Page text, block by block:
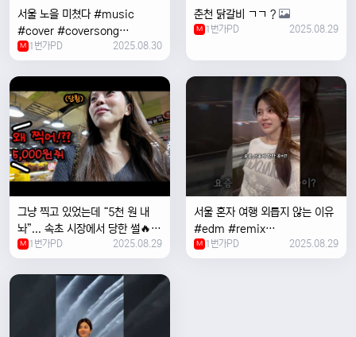
서울 노을 미쳤다 #music
#cover #coversong
#singer #서울 #노을 #한국 #
한강
M 1번가PD 2025.08.30
춘천 닭갈비 ㄱㄱ ?
M 1번가PD 2025.08.29
그냥 찍고 있었는데 “5천 원 내
놔”... 속초 시장에서 당한 썰🔥
M 1번가PD 2025.08.29
서울 혼자 여행 외릅지 않는 이유
#edm #remix
#electronicmusic #singer
#newmusic #music #여행
M 1번가PD 2025.08.29